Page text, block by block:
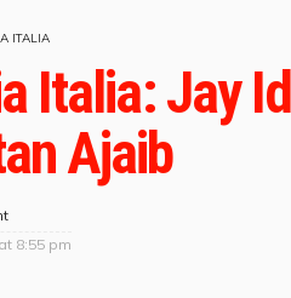
ITALIA
Italia: Jay
Ajaib
8:55 pm